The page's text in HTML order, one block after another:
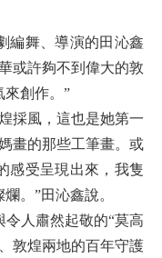
舞、導演的田沁鑫
或許夠不到偉大的敦
來創作。”
風，這也是她第一
畫的那些工筆畫。或
感受呈現出來，我隻
。”田沁鑫說。
人肅然起敬的“莫高
敦煌兩地的百年守護